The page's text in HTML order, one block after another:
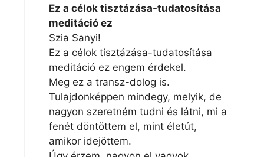
Ez a célok tisztázása-tudatosítása
meditáció ez
Szia Sanyi!
Ez a célok tisztázása-tudatosítása
meditáció ez engem érdekel.
Meg ez a transz-dolog is.
Tulajdonképpen mindegy, melyik, de
nagyon szeretném tudni és látni, mi a
fenét döntöttem el, mint életút,
amikor idejöttem.